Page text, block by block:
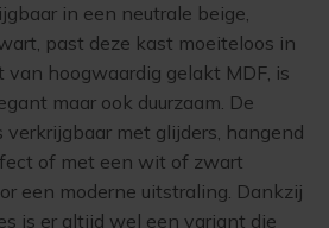
in een neutrale beige,
past deze kast moeiteloos in
van hoogwaardig gelakt MDF, is
maar ook duurzaam. De
met glijders, hangend
of met een wit of zwart
een moderne uitstraling. Dankzij
is er altijd wel een variant die